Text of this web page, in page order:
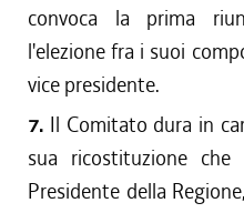
convoca la prima
l'elezione fra i suoi
vice presidente.
7. Il Comitato dura in
sua ricostituzione
Presidente della